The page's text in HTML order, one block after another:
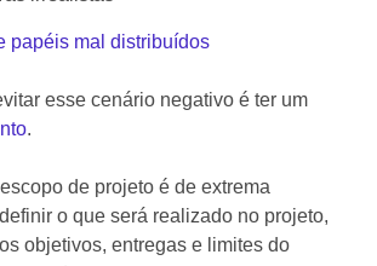
papéis mal distribuídos
esse cenário negativo é ter um
.
de projeto é de extrema
o que será realizado no projeto,
objetivos, entregas e limites do